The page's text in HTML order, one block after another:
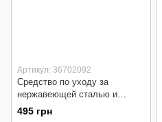
Артикул: 36702092
Средство по уходу за
нержавеющей сталью и
хромом Glutoclean 500 мл
495 грн